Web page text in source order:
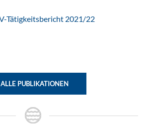
Tätigkeitsbericht 2021/22
ALLE PUBLIKATIONEN